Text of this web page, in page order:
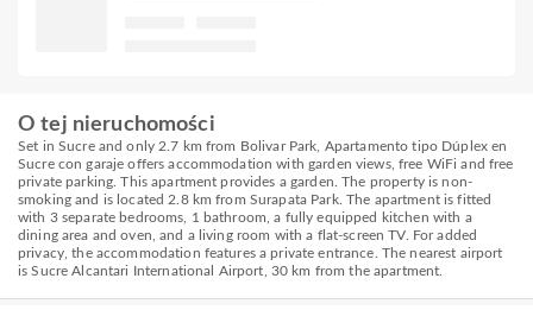
O tej nieruchomości
Set in Sucre and only 2.7 km from Bolivar Park, Apartamento tipo Dúplex en
Sucre con garaje offers accommodation with garden views, free WiFi and free
private parking. This apartment provides a garden. The property is non-
smoking and is located 2.8 km from Surapata Park. The apartment is fitted
with 3 separate bedrooms, 1 bathroom, a fully equipped kitchen with a
dining area and oven, and a living room with a flat-screen TV. For added
privacy, the accommodation features a private entrance. The nearest airport
is Sucre Alcantari International Airport, 30 km from the apartment.